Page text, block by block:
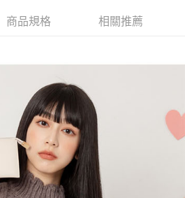
選擇「超商條碼／台灣大直營門市／銀行轉
有限公司」（以下簡稱本公司）所提供，讓
買商品或服務，並由商店將買賣／分期付款
約使用本公司帳單繳交帳款。
分期」之契約關係目的，商店將以您的個人
提供予台灣大哥大進項蒐集、處理及利用，
所需資料之確認、核對及更正。
下連結：https://oppay.tw/userRule
，再付款。
繳費通知簡訊。
，點擊此簡訊中的連結，可透過四大超商／
行付款，方視為交易完成。
需立刻繳費，但若您需要取消訂單，請聯絡
取消之訂單仍視為有效，需透過AFTEE先享
享後付 」之結帳頁面顯示為準，若有關於
退款等相關疑問，請聯繫「AFTEE先享後付
support/home
以上)免運費
商品規格 相關推薦